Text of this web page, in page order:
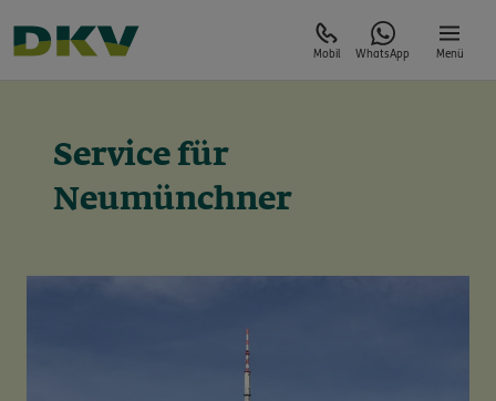
Mobil WhatsApp Menü
Service für
Neumünchner